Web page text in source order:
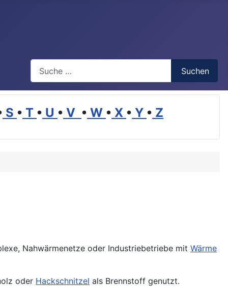
Suchen
S • T • U • V • W • X • Y • Z
Nahwärmenetze oder Industriebetriebe mit Wärme
oder Hackschnitzel als Brennstoff genutzt.